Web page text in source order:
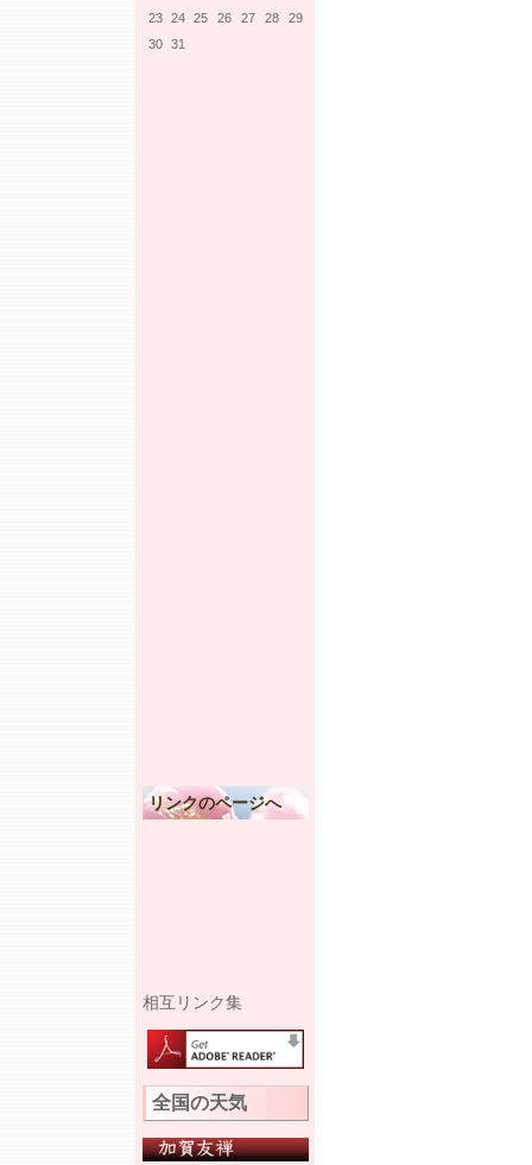
23 24 25 26 27 28
29
30 31
リンクのページへ
相互リンク集
全国の天気